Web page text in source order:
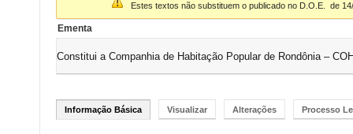
Estes textos não substituem o publicado no D.O.E. de
Ementa
Constitui a Companhia de Habitação Popular de Rondônia –
Informação Básica Visualizar Alterações Processo